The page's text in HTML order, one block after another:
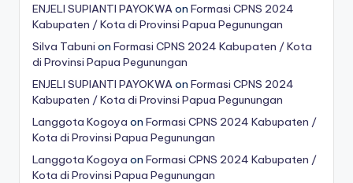
ENJELI SUPIANTI PAYOKWAon Formasi CPNS 2024
Kabupaten / Kota di Provinsi Papua Pegunungan
Silva Tabuni on Formasi CPNS 2024 Kabupaten / Kota
di Provinsi Papua Pegunungan
ENJELI SUPIANTI PAYOKWAon Formasi CPNS 2024
Kabupaten / Kota di Provinsi Papua Pegunungan
Langgota Kogoya on Formasi CPNS 2024 Kabupaten /
Kota di Provinsi Papua Pegunungan
Langgota Kogoya on Formasi CPNS 2024 Kabupaten /
Kota di Provinsi Papua Pegunungan